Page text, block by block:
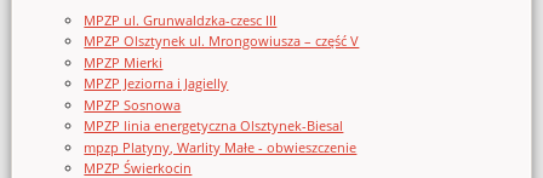
MPZP ul. Grunwaldzka-czesc III
MPZP Olsztynek ul. Mrongowiusza – część V
MPZP Mierki
MPZP Jeziorna i Jagielly
MPZP Sosnowa
MPZP linia energetyczna Olsztynek-Biesal
mpzp Platyny, Warlity Małe - obwieszczenie
MPZP Świerkocin